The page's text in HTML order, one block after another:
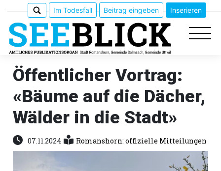
Epaper
Veranstaltungen
Erlebnisführer
Im Todesfall Beitrag eingeben Inserieren
Öffentlicher Vortrag:
«Bäume auf die Dächer,
Wälder in die Stadt»
07.11.2024 Romanshorn: offizielle Mitteilungen